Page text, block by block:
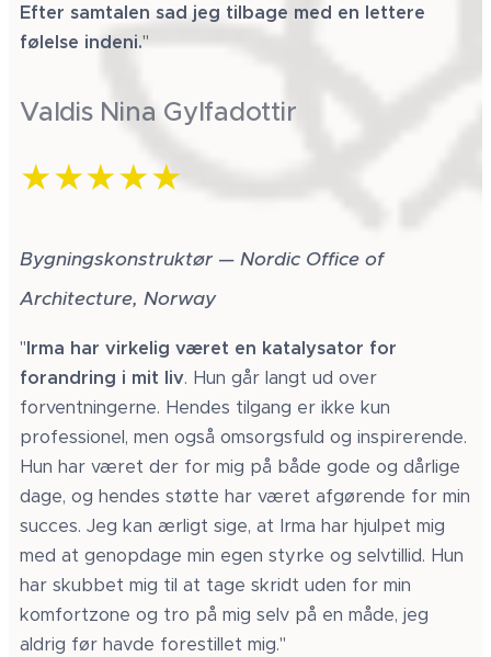
Efter samtalen sad jeg tilbage med en lettere
følelse indeni."
Valdis Nina Gylfadottir
★★★★★
Bygningskonstruktør — Nordic Office of
Architecture, Norway
"Irma har virkelig været en katalysator for
forandring i mit liv. Hun går langt ud over
forventningerne. Hendes tilgang er ikke kun
professionel, men også omsorgsfuld og inspirerende.
Hun har været der for mig på både gode og dårlige
dage, og hendes støtte har været afgørende for min
succes. Jeg kan ærligt sige, at Irma har hjulpet mig
med at genopdage min egen styrke og selvtillid. Hun
har skubbet mig til at tage skridt uden for min
komfortzone og tro på mig selv på en måde, jeg
aldrig før havde forestillet mig."